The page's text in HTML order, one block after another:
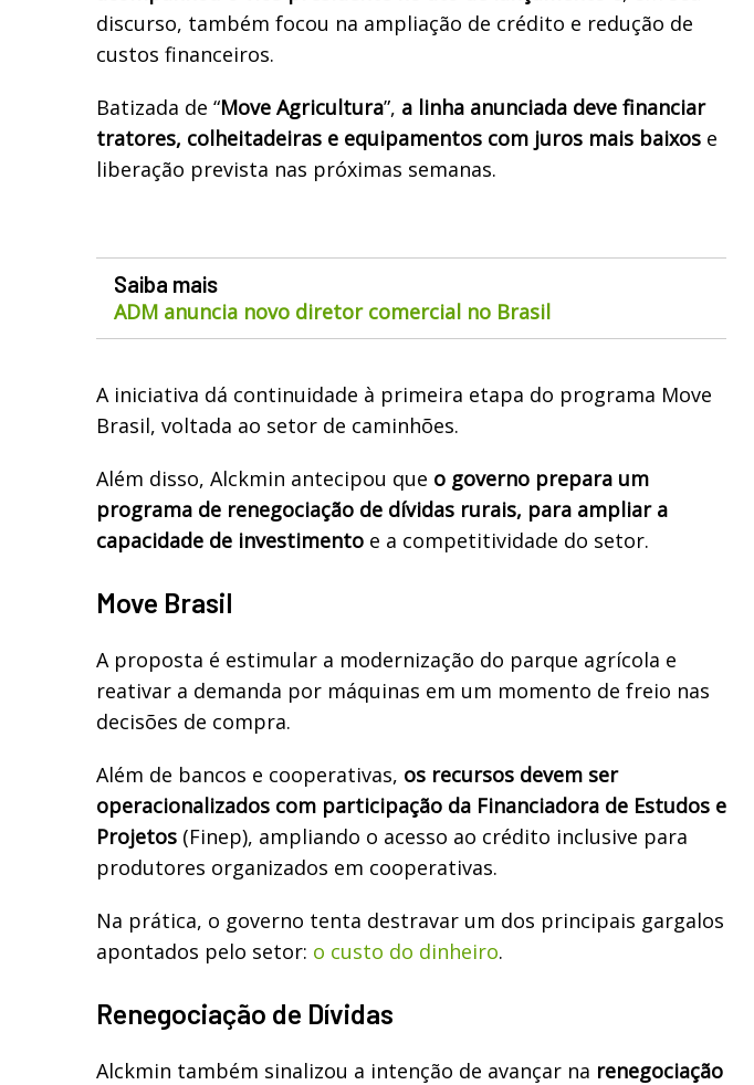
discurso, também focou na ampliação de crédito e redução de
custos financeiros.
Batizada de “Move Agricultura”, a linha anunciada deve financiar
tratores, colheitadeiras e equipamentos com juros mais baixos e
liberação prevista nas próximas semanas.
Saiba mais
ADM anuncia novo diretor comercial no Brasil
A iniciativa dá continuidade à primeira etapa do programa Move
Brasil, voltada ao setor de caminhões.
Além disso, Alckmin antecipou que o governo prepara um
programa de renegociação de dívidas rurais, para ampliar a
capacidade de investimento e a competitividade do setor.
Move Brasil
A proposta é estimular a modernização do parque agrícola e
reativar a demanda por máquinas em um momento de freio nas
decisões de compra.
Além de bancos e cooperativas, os recursos devem ser
operacionalizados com participação da Financiadora de Estudos e
Projetos (Finep), ampliando o acesso ao crédito inclusive para
produtores organizados em cooperativas.
Na prática, o governo tenta destravar um dos principais gargalos
apontados pelo setor: o custo do dinheiro.
Renegociação de Dívidas
Alckmin também sinalizou a intenção de avançar na renegociação